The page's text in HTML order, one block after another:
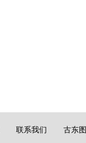
联系我们 古东